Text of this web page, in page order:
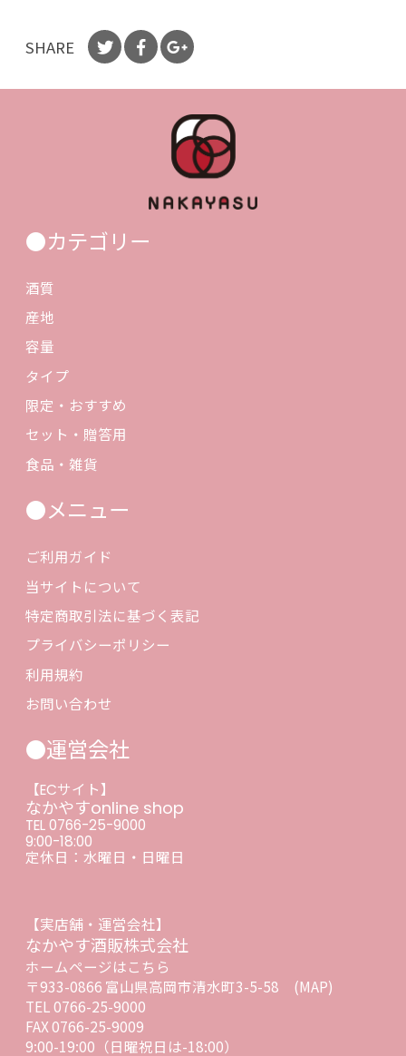
SHARE
●カテゴリー
酒質
産地
容量
タイプ
限定・おすすめ
セット・贈答用
食品・雑貨
●メニュー
ご利用ガイド
当サイトについて
特定商取引法に基づく表記
プライバシーポリシー
利用規約
お問い合わせ
●運営会社
【ECサイト】
なかやすonline shop
TEL 0766-25-9000
9:00-18:00
定休日：水曜日・日曜日
【実店舗・運営会社】
なかやす酒販株式会社
ホームページはこちら
〒933-0866 富山県高岡市清水町3-5-58 (MAP)
TEL 0766-25-9000
FAX 0766-25-9009
9:00-19:00（日曜祝日は-18:00）